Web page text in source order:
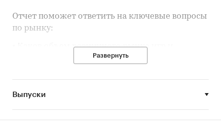
Отчет поможет ответить на ключевые вопросы
по рынку:
• Каков объем розничного рынка игр и
игрушек в Камчатском крае, много это или
России?
• Рынок растет или снижается? Если растет, то
за счет реального спроса или за счет
Развернуть
Выпуски